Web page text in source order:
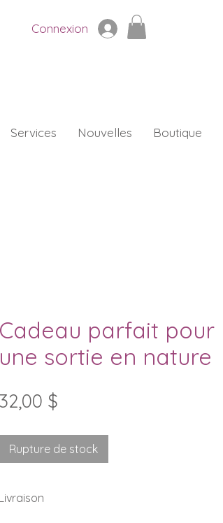
Connexion
Services Nouvelles Boutique
Cadeau parfait pour
une sortie en nature
32,00 $
Rupture de stock
Livraison